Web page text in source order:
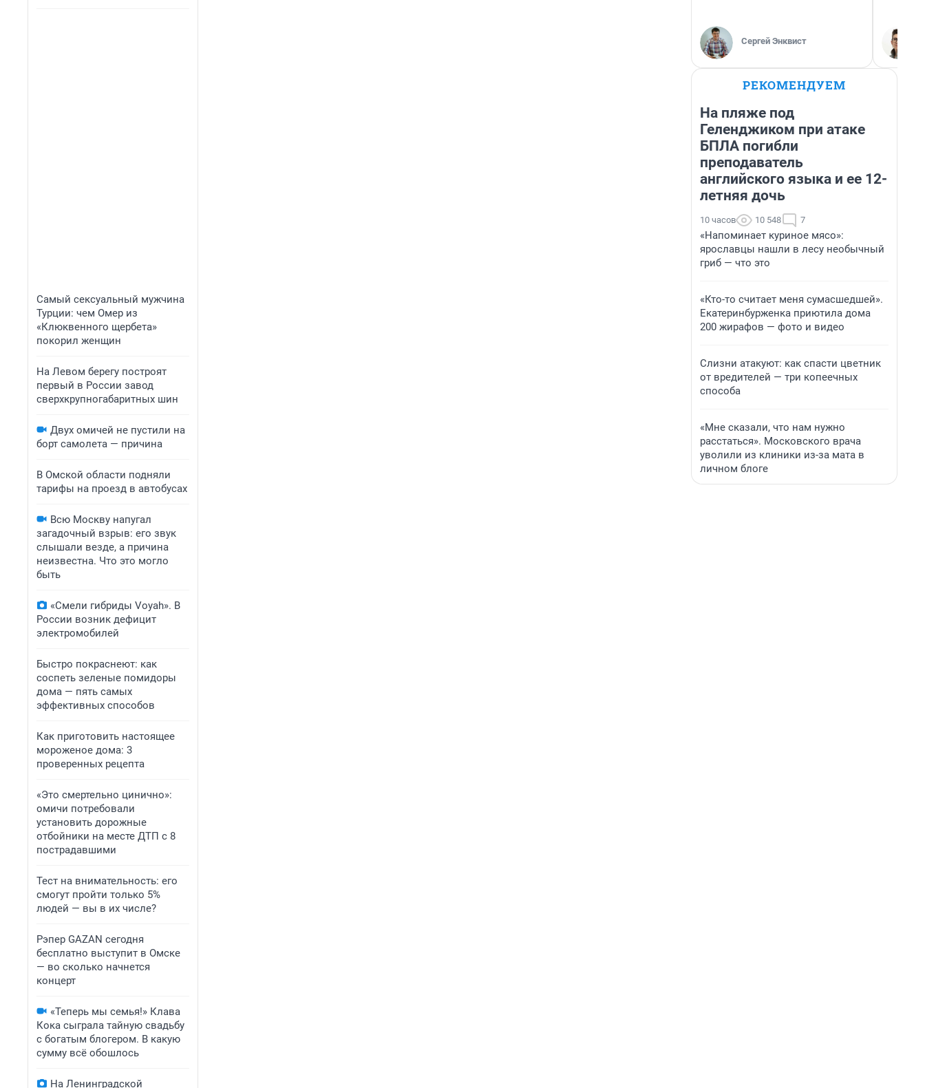
Самый сексуальный мужчина
Турции: чем Омер из
«Клюквенного щербета»
покорил женщин
На Левом берегу построят
первый в России завод
сверхкрупногабаритных шин
Двух омичей не пустили на
борт самолета — причина
В Омской области подняли
тарифы на проезд в автобусах
Всю Москву напугал
загадочный взрыв: его звук
слышали везде, а причина
неизвестна. Что это могло
быть
«Смели гибриды Voyah». В
России возник дефицит
электромобилей
Быстро покраснеют: как
соспеть зеленые помидоры
дома — пять самых
эффективных способов
Как приготовить настоящее
мороженое дома: 3
проверенных рецепта
«Это смертельно цинично»:
омичи потребовали
установить дорожные
отбойники на месте ДТП с 8
пострадавшими
Тест на внимательность: его
смогут пройти только 5%
людей — вы в их числе?
Рэпер GAZAN сегодня
бесплатно выступит в Омске
— во сколько начнется
концерт
«Теперь мы семья!» Клава
Кока сыграла тайную свадьбу
с богатым блогером. В какую
сумму всё обошлось
На Ленинградской
Сергей Энквист
РЕКОМЕНДУЕМ
На пляже под
Геленджиком при атаке
БПЛА погибли
преподаватель
английского языка и ее 12-
летняя дочь
10 часов 10 548 7
«Напоминает куриное мясо»:
ярославцы нашли в лесу необычный
гриб — что это
«Кто-то считает меня сумасшедшей».
Екатеринбурженка приютила дома
200 жирафов — фото и видео
Слизни атакуют: как спасти цветник
от вредителей — три копеечных
способа
«Мне сказали, что нам нужно
расстаться». Московского врача
уволили из клиники из-за мата в
личном блоге